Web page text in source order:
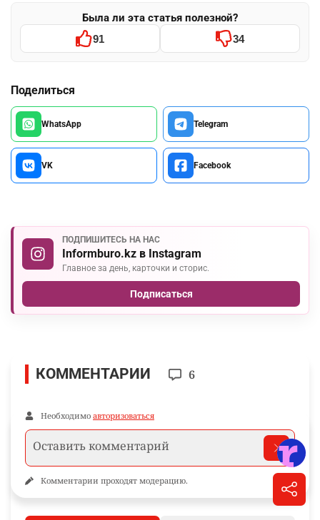
Была ли эта статья полезной?
91 34
Поделиться
WhatsApp Telegram
VK Facebook
ПОДПИШИТЕСЬ НА НАС
Informburo.kz в Instagram
Главное за день, карточки и сторис.
Подписаться
КОММЕНТАРИИ 6
Необходимо авторизоваться
Комментарии проходят модерацию.